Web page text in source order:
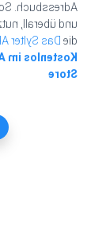
Schnell
nutzen Sie
die
Sylter APP.
im App-
Store